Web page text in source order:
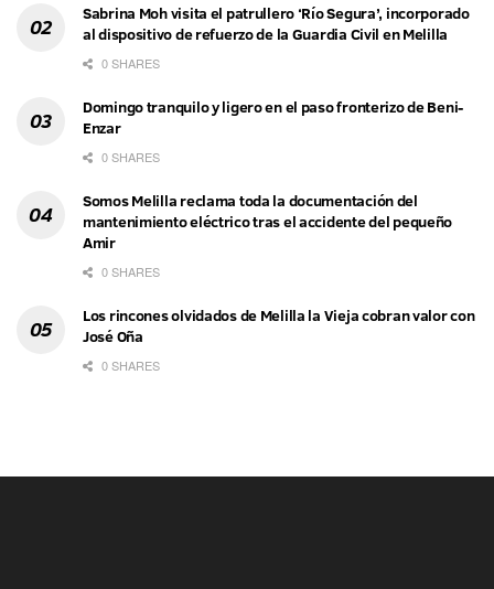
Sabrina Moh visita el patrullero ‘Río Segura’, incorporado
al dispositivo de refuerzo de la Guardia Civil en Melilla
0 SHARES
Domingo tranquilo y ligero en el paso fronterizo de Beni-
Enzar
0 SHARES
Somos Melilla reclama toda la documentación del
mantenimiento eléctrico tras el accidente del pequeño
Amir
0 SHARES
Los rincones olvidados de Melilla la Vieja cobran valor con
José Oña
0 SHARES